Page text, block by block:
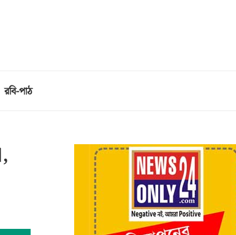
রবি-পাঠ